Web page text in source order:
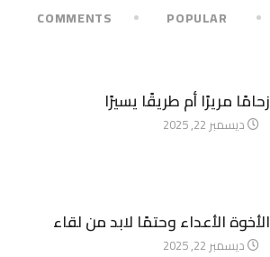
POPULAR
COMMENTS
زحامًا مريرًا أم طريقًا يسيرًا
ديسمبر 22, 2025
الأخوة الأعداء وحتمًا لابد من لقاء
ديسمبر 22, 2025